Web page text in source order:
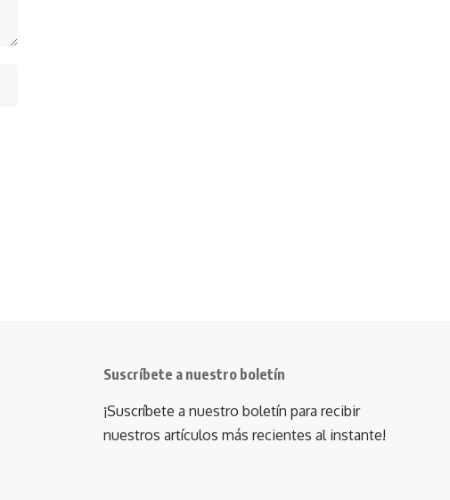
Suscríbete a nuestro boletín
¡Suscríbete a nuestro boletín para recibir
nuestros artículos más recientes al instante!